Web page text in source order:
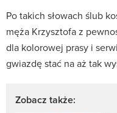
Po takich słowach ślub
męża Krzysztofa z
dla kolorowej prasy i
gwiazdę stać na aż tak
Zobacz także: